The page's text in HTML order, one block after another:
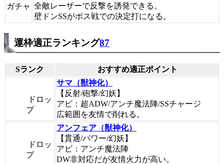
ガチャ 全敵レーザーで反撃を誘発できる。
壁ドンSSがボス戦での決定打になる。
運枠適正ランキング87
Sランク おすすめ適正ポイント
ドロッ
プ
サマ（獣神化）
【反射/砲撃/幻妖】
アビ：超ADW/アンチ魔法陣/SSチャージ
広範囲を友情で削れる。
ドロッ
プ
アンフェア（獣神化）
【貫通/パワー/幻妖】
アビ：アンチ魔法陣
DW非対応だが友情火力が高い。